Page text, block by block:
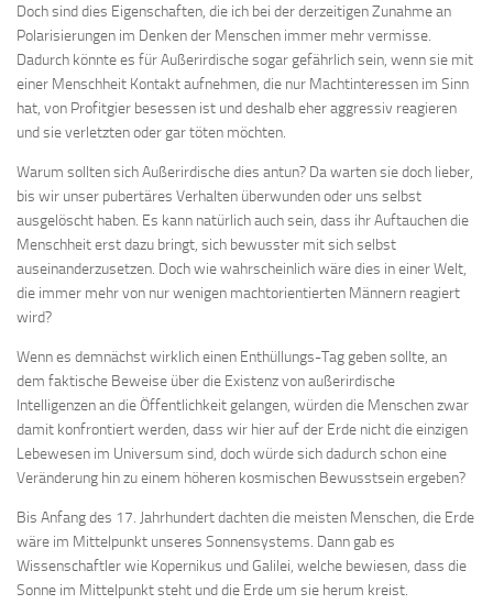
Doch sind dies Eigenschaften, die ich bei der derzeitigen Zunahme an
Polarisierungen im Denken der Menschen immer mehr vermisse.
Dadurch könnte es für Außerirdische sogar gefährlich sein, wenn sie mit
einer Menschheit Kontakt aufnehmen, die nur Machtinteressen im Sinn
hat, von Profitgier besessen ist und deshalb eher aggressiv reagieren
und sie verletzten oder gar töten möchten.
Warum sollten sich Außerirdische dies antun? Da warten sie doch lieber,
bis wir unser pubertäres Verhalten überwunden oder uns selbst
ausgelöscht haben. Es kann natürlich auch sein, dass ihr Auftauchen die
Menschheit erst dazu bringt, sich bewusster mit sich selbst
auseinanderzusetzen. Doch wie wahrscheinlich wäre dies in einer Welt,
die immer mehr von nur wenigen machtorientierten Männern reagiert
wird?
Wenn es demnächst wirklich einen Enthüllungs-Tag geben sollte, an
dem faktische Beweise über die Existenz von außerirdische
Intelligenzen an die Öffentlichkeit gelangen, würden die Menschen zwar
damit konfrontiert werden, dass wir hier auf der Erde nicht die einzigen
Lebewesen im Universum sind, doch würde sich dadurch schon eine
Veränderung hin zu einem höheren kosmischen Bewusstsein ergeben?
Bis Anfang des 17. Jahrhundert dachten die meisten Menschen, die Erde
wäre im Mittelpunkt unseres Sonnensystems. Dann gab es
Wissenschaftler wie Kopernikus und Galilei, welche bewiesen, dass die
Sonne im Mittelpunkt steht und die Erde um sie herum kreist.